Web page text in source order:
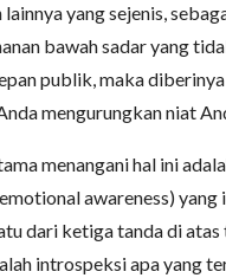
lainnya yang sejenis,
bawah sadar yang
publik, maka diberinya
mengurungkan niat
menangani hal ini
awareness) yang
dari ketiga tanda di
introspeksi apa yang